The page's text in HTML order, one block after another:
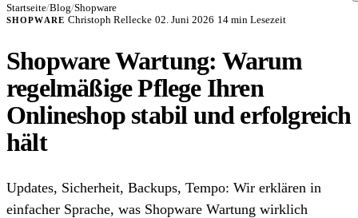
Startseite/Blog/Shopware
SHOPWARE Christoph Rellecke 02. Juni 2026 14 min Lesezeit
Shopware Wartung: Warum
regelmäßige Pflege Ihren
Onlineshop stabil und erfolgreich
hält
Updates, Sicherheit, Backups, Tempo: Wir erklären in
einfacher Sprache, was Shopware Wartung wirklich